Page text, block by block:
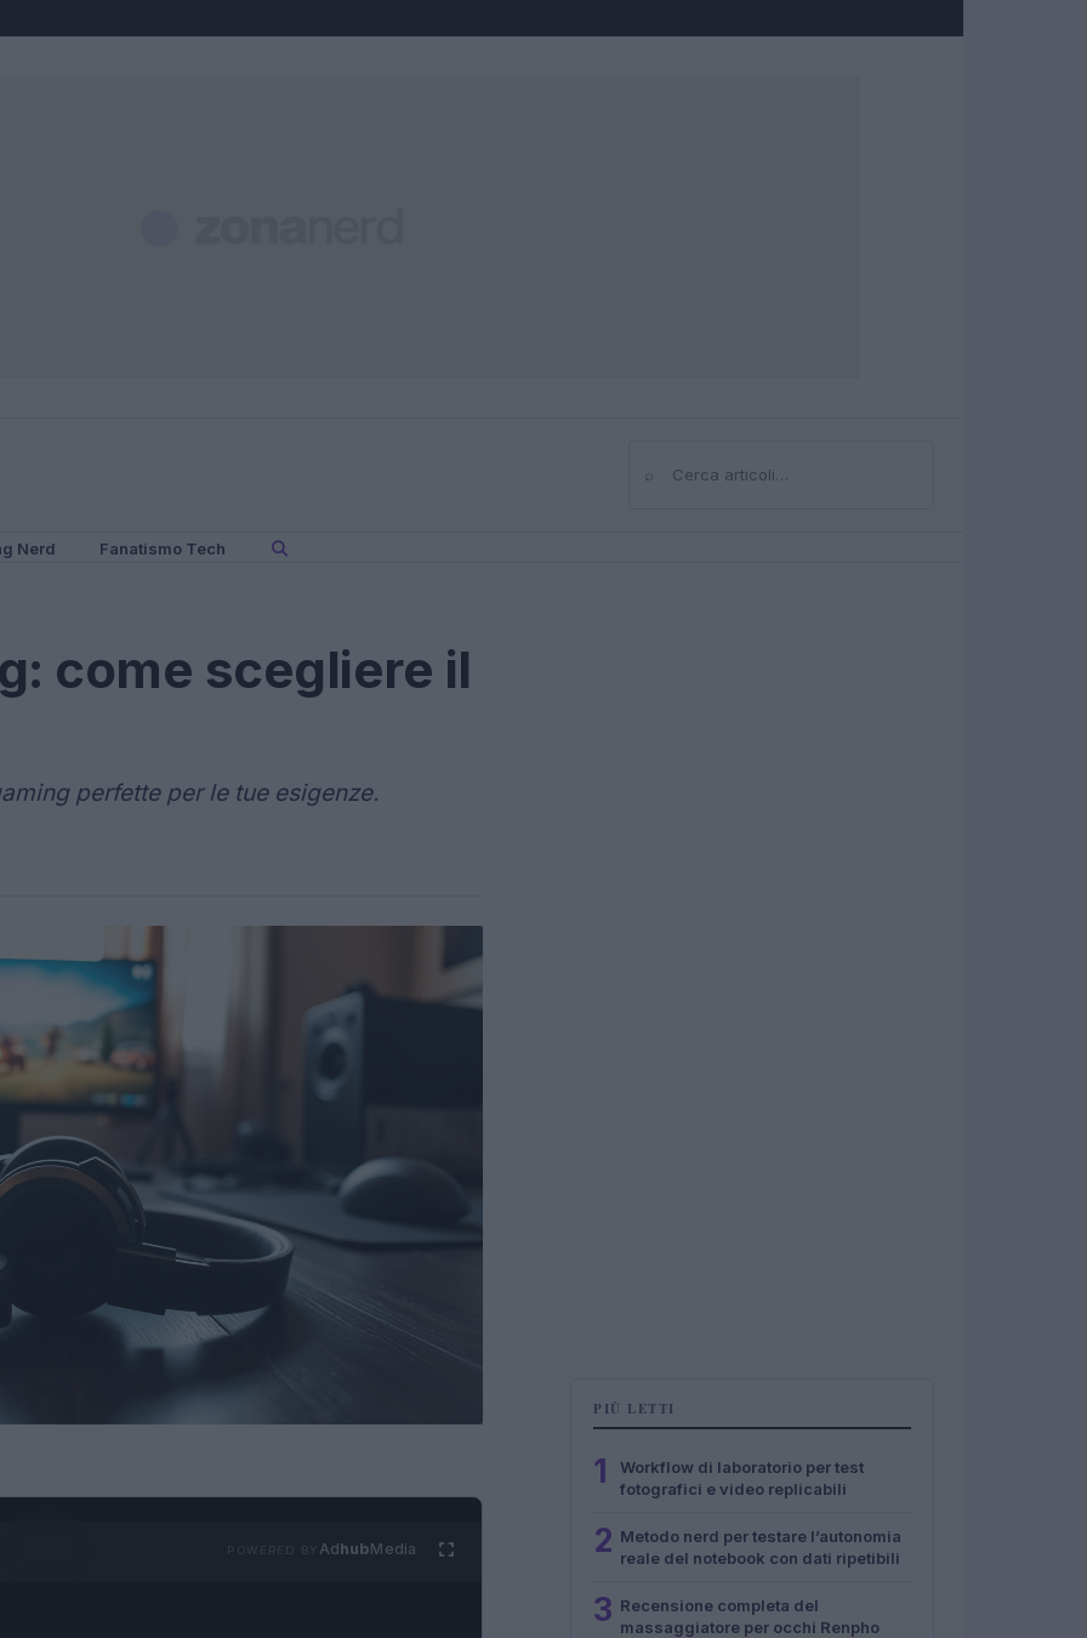
⌕Cerca
Nerd Fanatismo Tech
come scegliere il
perfette per le tue esigenze.
AdhubMedia
PIÙ LETTI
1
Workflow di laboratorio per test
fotografici e video replicabili
2 Metodo nerd per testare l’autonomia
reale del notebook con dati ripetibili
3 Recensione completa del
massaggiatore per occhi Renpho